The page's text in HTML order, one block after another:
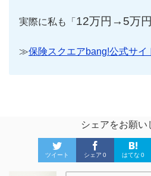
実際に私も「 12万円→5万円
≫保険スクエアbang!公式サイ
シェアをお願い
ツイート シェア 0 はてな 0